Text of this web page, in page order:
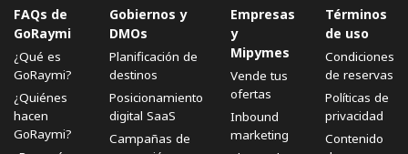
FAQs de
GoRaymi
¿Qué es
GoRaymi?
¿Quiénes
hacen
GoRaymi?
Gobiernos y
DMOs
Planificación de
destinos
Posicionamiento
digital SaaS
Campañas de
Empresas
y
Mipymes
Vende tus
ofertas
Inbound
marketing
Términos
de uso
Condiciones
de reservas
Políticas de
privacidad
Contenido